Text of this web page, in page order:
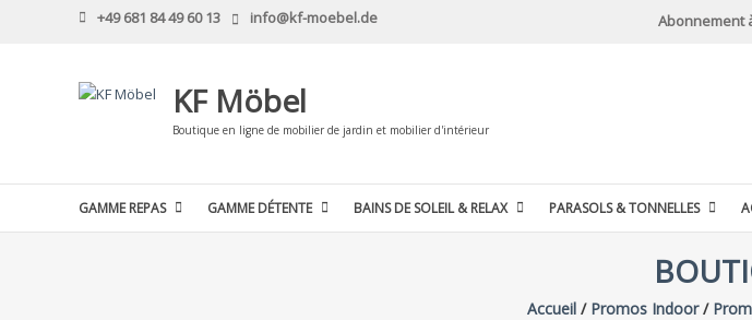
+49 681 84 49 60 13 info@kf-moebel.de Abonnement
KF Möbel
Boutique en ligne de mobilier de jardin et mobilier d'intérieur
GAMME REPAS GAMME DÉTENTE BAINS DE SOLEIL & RELAX PARASOLS & TONNELLES
Accueil / Promos Indoor/